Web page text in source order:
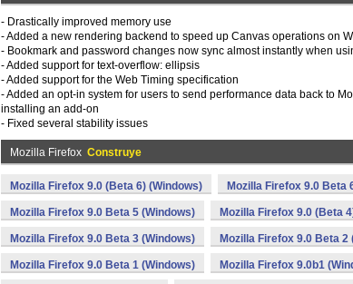
- Drastically improved memory use
- Added a new rendering backend to speed up Canvas operations on
- Bookmark and password changes now sync almost instantly when
- Added support for text-overflow: ellipsis
- Added support for the Web Timing specification
- Added an opt-in system for users to send performance data back to
installing an add-on
- Fixed several stability issues
Mozilla Firefox Construye
Mozilla Firefox 9.0 (Beta 6) (Windows) Mozilla Firefox 9.0 Beta
Mozilla Firefox 9.0 Beta 5 (Windows) Mozilla Firefox 9.0 (Beta
Mozilla Firefox 9.0 Beta 3 (Windows) Mozilla Firefox 9.0 Beta 2
Mozilla Firefox 9.0 Beta 1 (Windows) Mozilla Firefox 9.0b1